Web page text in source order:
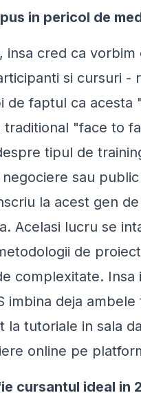
in pericol de
insa cred ca
si cursuri
de faptul ca acesta
"face to
tipul de
sau
la acest gen
Acelasi lucru se
de
complexitate. Insa
imbina deja
la tutoriale in sala
online pe
cursantul ideal in